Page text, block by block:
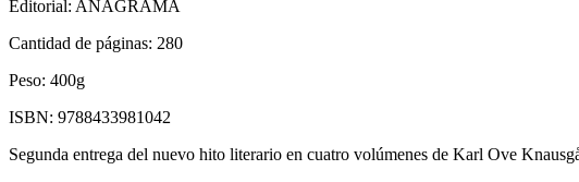
Editorial: ANAGRAMA
Cantidad de páginas: 280
Peso: 400g
ISBN: 9788433981042
Segunda entrega del nuevo hito literario en cuatro volúmenes de Karl Ove